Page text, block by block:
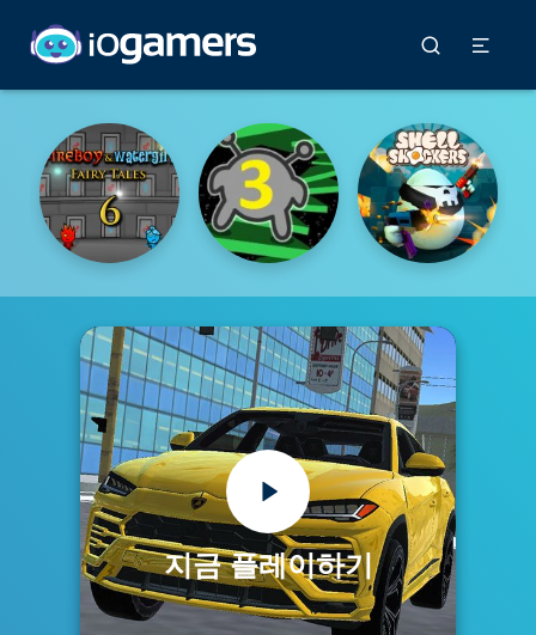
지금 플레이하기